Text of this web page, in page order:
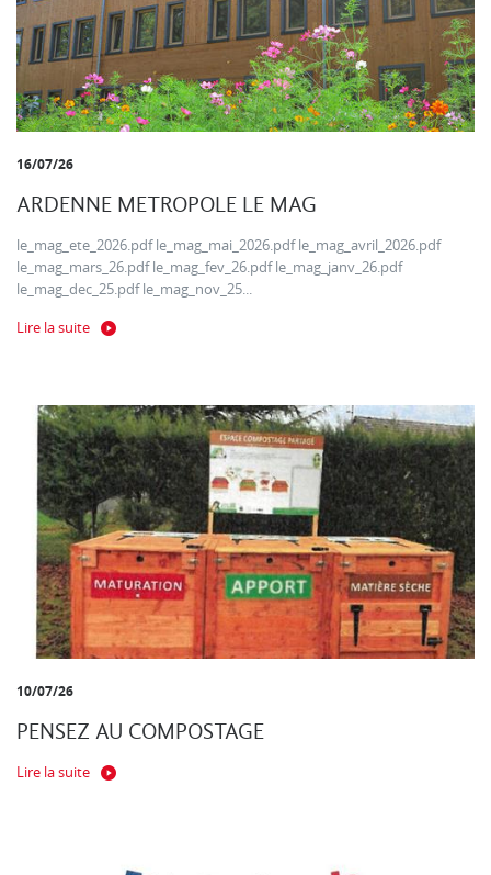
16/07/26
ARDENNE METROPOLE LE MAG
le_mag_ete_2026.pdf le_mag_mai_2026.pdf le_mag_avril_2026.pdf
le_mag_mars_26.pdf le_mag_fev_26.pdf le_mag_janv_26.pdf
le_mag_dec_25.pdf le_mag_nov_25...
Lire la suite
10/07/26
PENSEZ AU COMPOSTAGE
Lire la suite